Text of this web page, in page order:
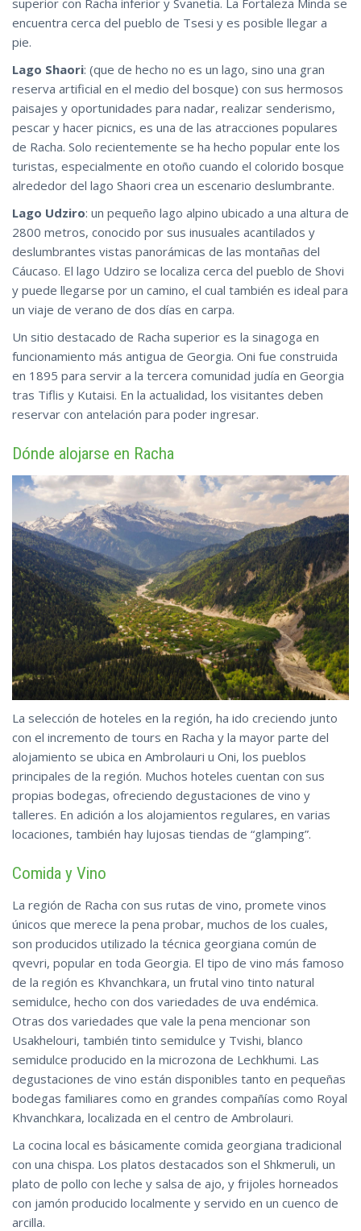
superior con Racha inferior y Svanetia. La Fortaleza Minda se
encuentra cerca del pueblo de Tsesi y es posible llegar a
pie.
Lago Shaori: (que de hecho no es un lago, sino una gran
reserva artificial en el medio del bosque) con sus hermosos
paisajes y oportunidades para nadar, realizar senderismo,
pescar y hacer picnics, es una de las atracciones populares
de Racha. Solo recientemente se ha hecho popular ente los
turistas, especialmente en otoño cuando el colorido bosque
alrededor del lago Shaori crea un escenario deslumbrante.
Lago Udziro: un pequeño lago alpino ubicado a una altura de
2800 metros, conocido por sus inusuales acantilados y
deslumbrantes vistas panorámicas de las montañas del
Cáucaso. El lago Udziro se localiza cerca del pueblo de Shovi
y puede llegarse por un camino, el cual también es ideal para
un viaje de verano de dos días en carpa.
Un sitio destacado de Racha superior es la sinagoga en
funcionamiento más antigua de Georgia. Oni fue construida
en 1895 para servir a la tercera comunidad judía en Georgia
tras Tiflis y Kutaisi. En la actualidad, los visitantes deben
reservar con antelación para poder ingresar.
Dónde alojarse en Racha
La selección de hoteles en la región, ha ido creciendo junto
con el incremento de tours en Racha y la mayor parte del
alojamiento se ubica en Ambrolauri u Oni, los pueblos
principales de la región. Muchos hoteles cuentan con sus
propias bodegas, ofreciendo degustaciones de vino y
talleres. En adición a los alojamientos regulares, en varias
locaciones, también hay lujosas tiendas de “glamping”.
Comida y Vino
La región de Racha con sus rutas de vino, promete vinos
únicos que merece la pena probar, muchos de los cuales,
son producidos utilizado la técnica georgiana común de
qvevri, popular en toda Georgia. El tipo de vino más famoso
de la región es Khvanchkara, un frutal vino tinto natural
semidulce, hecho con dos variedades de uva endémica.
Otras dos variedades que vale la pena mencionar son
Usakhelouri, también tinto semidulce y Tvishi, blanco
semidulce producido en la microzona de Lechkhumi. Las
degustaciones de vino están disponibles tanto en pequeñas
bodegas familiares como en grandes compañías como Royal
Khvanchkara, localizada en el centro de Ambrolauri.
La cocina local es básicamente comida georgiana tradicional
con una chispa. Los platos destacados son el Shkmeruli, un
plato de pollo con leche y salsa de ajo, y frijoles horneados
con jamón producido localmente y servido en un cuenco de
arcilla.